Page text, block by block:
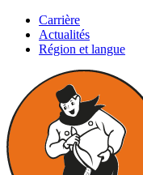
Carrière
Actualités
Région et langue